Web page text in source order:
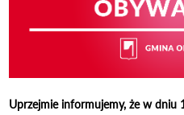
Uprzejmie informujemy, że w dniu